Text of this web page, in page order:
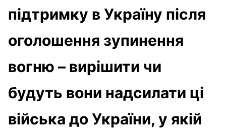
підтримку в Україну після
оголошення зупинення
вогню – вирішити чи
будуть вони надсилати ці
війська до України, у якій